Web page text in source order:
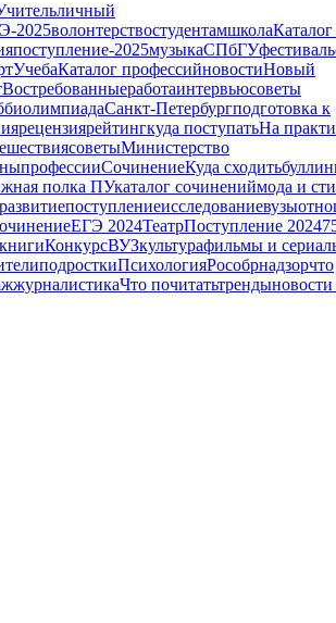
личный
2025волонтерствостудентамшколаКаталог
поступление-2025музыкаСПбГУфестиваль
УчебаКаталог профессийновостиНовый
Востребованныеработаинтервьюсоветы
олимпиадаСанкт-Петербургподготовка к
рецензиярейтингкуда поступатьНа
советыМинистерство
профессииСочинениеКуда сходить
полка ПУкаталог сочинениймода и
поступлениеисследованиевузы
ЕГЭ 2024ТеатрПоступление 2024
книгиКонкурсВУЗкультурафильмы и
подросткиПсихологияРособрнадзорчто
журналистикаЧто почитатьтренды